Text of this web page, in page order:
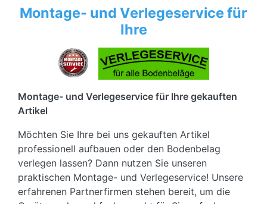
Montage- und Verlegeservice für
Ihre
Montage- und Verlegeservice für Ihre gekauften
Artikel
Möchten Sie Ihre bei uns gekauften Artikel
professionell aufbauen oder den Bodenbelag
verlegen lassen? Dann nutzen Sie unseren
praktischen Montage- und Verlegeservice! Unsere
erfahrenen Partnerfirmen stehen bereit, um die